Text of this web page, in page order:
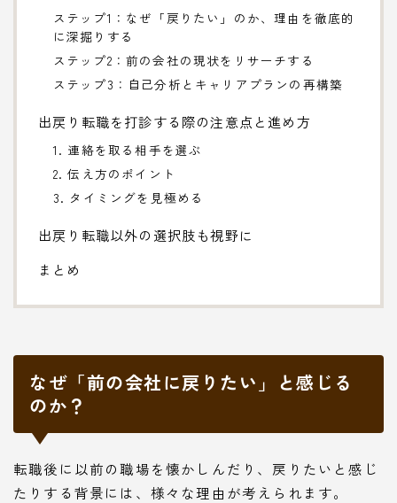
ステップ1：なぜ「戻りたい」のか、理由を徹底的
に深掘りする
ステップ2：前の会社の現状をリサーチする
ステップ3：自己分析とキャリアプランの再構築
出戻り転職を打診する際の注意点と進め方
1. 連絡を取る相手を選ぶ
2. 伝え方のポイント
3. タイミングを見極める
出戻り転職以外の選択肢も視野に
まとめ
なぜ「前の会社に戻りたい」と感じる
のか？
転職後に以前の職場を懐かしんだり、戻りたいと感じ
たりする背景には、様々な理由が考えられます。